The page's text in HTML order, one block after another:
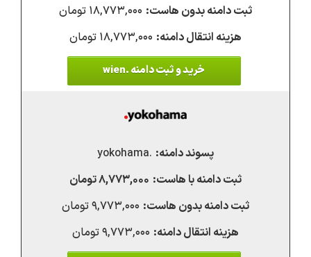
۱۸,۷۷۳,۰۰۰ تومان
۱۸,۷۷۳,۰۰۰ تومان
خرید و ثبت دامنه .wien
.yokohama
۸,۷۷۳,۰۰۰ تومان
۹,۷۷۳,۰۰۰ تومان
۹,۷۷۳,۰۰۰ تومان